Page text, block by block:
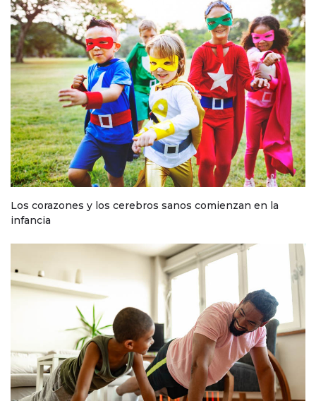
Los corazones y los cerebros sanos comienzan en la
infancia